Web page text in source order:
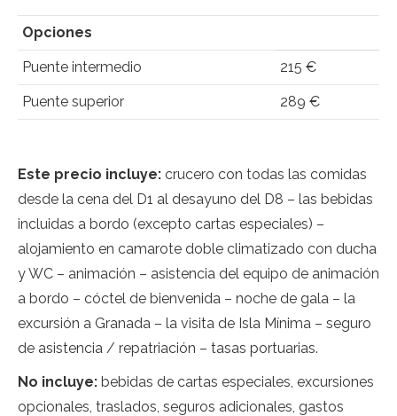
Opciones
Puente intermedio 215 €
Puente superior 289 €
Este precio incluye: crucero con todas las comidas
desde la cena del D1 al desayuno del D8 – las bebidas
incluidas a bordo (excepto cartas especiales) –
alojamiento en camarote doble climatizado con ducha
y WC – animación – asistencia del equipo de animación
a bordo – cóctel de bienvenida – noche de gala – la
excursión a Granada – la visita de Isla Mínima – seguro
de asistencia / repatriación – tasas portuarias.
No incluye: bebidas de cartas especiales, excursiones
opcionales, traslados, seguros adicionales, gastos